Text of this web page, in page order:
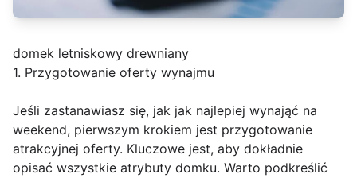
domek letniskowy drewniany
1. Przygotowanie oferty wynajmu
Jeśli zastanawiasz się, jak jak najlepiej wynająć na
weekend, pierwszym krokiem jest przygotowanie
atrakcyjnej oferty. Kluczowe jest, aby dokładnie
opisać wszystkie atrybuty domku. Warto podkreślić